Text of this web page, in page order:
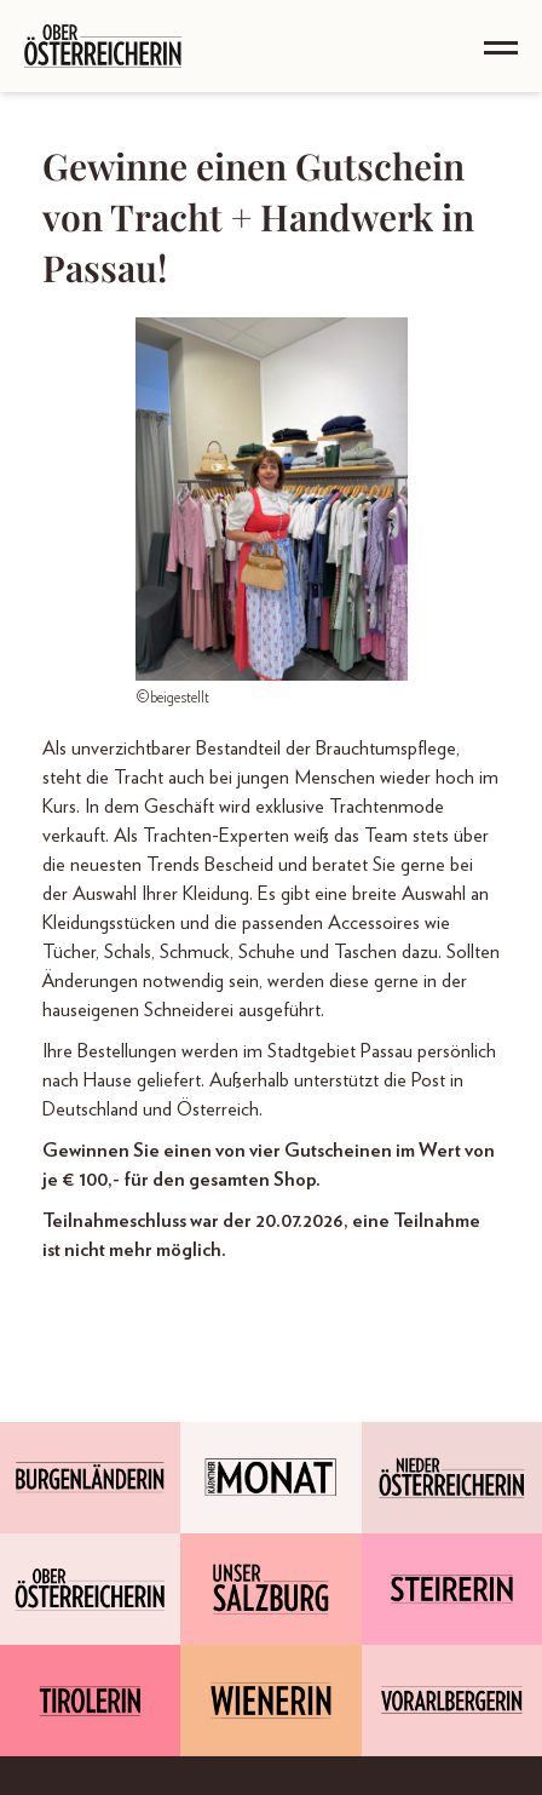
Gewinne einen Gutschein
von Tracht + Handwerk in
Passau!
©beigestellt
Als unverzichtbarer Bestandteil der Brauchtumspflege,
steht die Tracht auch bei jungen Menschen wieder hoch im
Kurs. In dem Geschäft wird exklusive Trachtenmode
verkauft. Als Trachten-Experten weiß das Team stets über
die neuesten Trends Bescheid und beratet Sie gerne bei
der Auswahl Ihrer Kleidung. Es gibt eine breite Auswahl an
Kleidungsstücken und die passenden Accessoires wie
Tücher, Schals, Schmuck, Schuhe und Taschen dazu. Sollten
Änderungen notwendig sein, werden diese gerne in der
hauseigenen Schneiderei ausgeführt.
Ihre Bestellungen werden im Stadtgebiet Passau persönlich
nach Hause geliefert. Außerhalb unterstützt die Post in
Deutschland und Österreich.
Gewinnen Sie einen von vier Gutscheinen im Wert von
je € 100,- für den gesamten Shop.
Teilnahmeschluss war der 20.07.2026, eine Teilnahme
ist nicht mehr möglich.